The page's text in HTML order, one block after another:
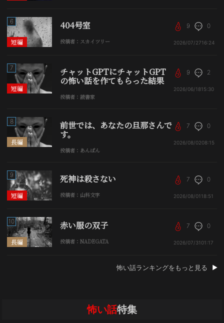
短編
6 404号室
投稿者：スカイツリー
9 0
2026/07/2716:24
短編
7 チャットGPTにチャットGPT
の怖い話を作てもらった結果
投稿者：読書家
9 2
2026/06/1815:30
長編
8 前世では、あなたの旦那さんで
す。
投稿者：あんぱん
7 0
2026/08/0208:15
短編
9 死神は殺さない
投稿者：山科文字
7 0
2026/08/01 18:51
長編
10 赤い服の双子
投稿者：NADEGATA
7 0
2026/07/31 01:17
怖い話ランキングをもっと見る
怖い話特集